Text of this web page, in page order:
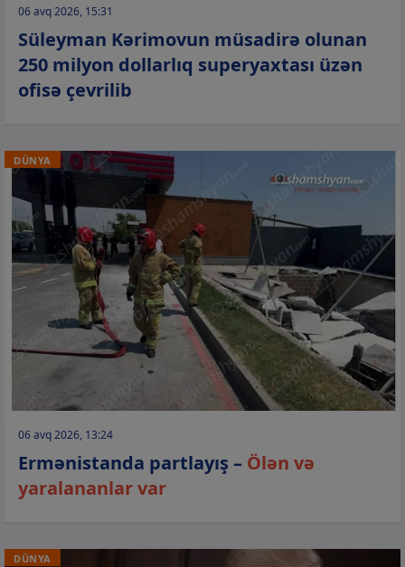
06 avq 2026, 15:31
Süleyman Kərimovun müsadirə olunan
250 milyon dollarlıq superyaxtası üzən
ofisə çevrilib
DÜNYA
06 avq 2026, 13:24
Ermənistanda partlayış – Ölən və
yaralananlar var
DÜNYA